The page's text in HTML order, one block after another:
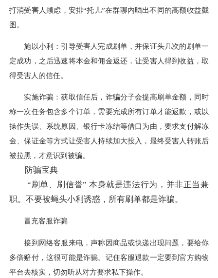
打消受害人顾虑，安排“托儿”在群聊内晒出不同的高额收益截
图。
施以小利：引导受害人完成刷单，并保证头几次的刷单一
定成功，之后迅速将本金和佣金返还，让受害人得到收益，取
得受害人的信任。
实施诈骗：获取信任后，诈骗分子会提高刷单金额，同时
称一次任务包含多个订单，需要完成所有订单才能返款，或以
操作失误、系统原因、银行卡冻结等借口为由，要求支付解冻
金、保证金等方式让受害人持续加大投入，最终受害人转账后
被拉黑，才意识到被骗。
防骗宝典
“刷单、刷信誉” 本身就是违法行为，并非正当兼
职。不要被蝇头小利诱惑，所有刷单都是诈骗。
冒充客服诈骗
接到网络客服来电，声称因商品或快递出现问题，要给你
多倍赔付，这很可能是诈骗。记住客服退款一定要到官方购物
平台去核实，切勿听从对方要求私下操作。